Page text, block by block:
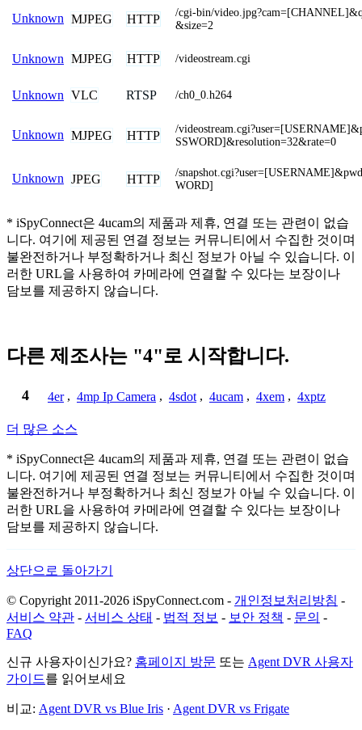
Unknown MJPEG HTTP
/cgi-bin/
&size=2
Unknown MJPEG HTTP /videostream.cgi
Unknown VLC RTSP /ch0_0.h264
Unknown MJPEG HTTP
/
SSWORD]&resolution=32&rate=0
Unknown JPEG HTTP
/
WORD]
* iSpyConnect은 4ucam의 제품과 제휴, 연결 또는 관련이 없습
니다. 여기에 제공된 연결 정보는 커뮤니티에서 수집한 것이며
불완전하거나 부정확하거나 최신 정보가 아닐 수 있습니다. 이
러한 URL을 사용하여 카메라에 연결할 수 있다는 보장이나
담보를 제공하지 않습니다.
다른 제조사는 "4"로 시작합니다.
4 4er , 4mp Ip Camera , 4sdot , 4ucam , 4xem , 4xptz
더 많은 소스
* iSpyConnect은 4ucam의 제품과 제휴, 연결 또는 관련이 없습
니다. 여기에 제공된 연결 정보는 커뮤니티에서 수집한 것이며
불완전하거나 부정확하거나 최신 정보가 아닐 수 있습니다. 이
러한 URL을 사용하여 카메라에 연결할 수 있다는 보장이나
담보를 제공하지 않습니다.
상단으로 돌아가기
© Copyright 2011-2026 iSpyConnect.com - 개인정보처리방침 -
서비스 약관 - 서비스 상태 - 법적 정보 - 보안 정책 - 문의 -
FAQ
신규 사용자이신가요? 홈페이지 방문 또는 Agent DVR 사용자
가이드를 읽어보세요
비교: Agent DVR vs Blue Iris · Agent DVR vs Frigate